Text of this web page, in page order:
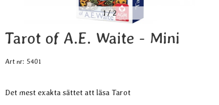
1/2
Tarot of A.E. Waite - Mini
Art nr: 5401
Det mest exakta sättet att läsa Tarot